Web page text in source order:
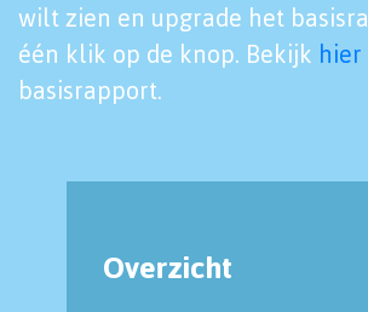
wilt zien en upgrade het
één klik op de knop. Bekijk hier
basisrapport.
Overzicht